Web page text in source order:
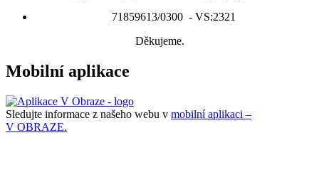
71859613/0300 - VS:2321
Děkujeme.
Mobilní aplikace
Sledujte informace z našeho webu v mobilní aplikaci –
V OBRAZE.